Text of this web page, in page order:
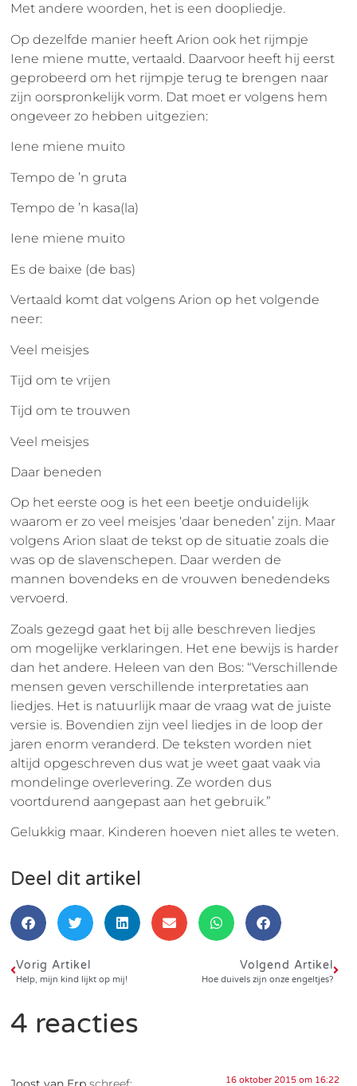
Met andere woorden, het is een doopliedje.
Op dezelfde manier heeft Arion ook het rijmpje
Iene miene mutte, vertaald. Daarvoor heeft hij eerst
geprobeerd om het rijmpje terug te brengen naar
zijn oorspronkelijk vorm. Dat moet er volgens hem
ongeveer zo hebben uitgezien:
Iene miene muito
Tempo de ’n gruta
Tempo de ’n kasa(la)
Iene miene muito
Es de baixe (de bas)
Vertaald komt dat volgens Arion op het volgende
neer:
Veel meisjes
Tijd om te vrijen
Tijd om te trouwen
Veel meisjes
Daar beneden
Op het eerste oog is het een beetje onduidelijk
waarom er zo veel meisjes ‘daar beneden’ zijn. Maar
volgens Arion slaat de tekst op de situatie zoals die
was op de slavenschepen. Daar werden de
mannen bovendeks en de vrouwen benedendeks
vervoerd.
Zoals gezegd gaat het bij alle beschreven liedjes
om mogelijke verklaringen. Het ene bewijs is harder
dan het andere. Heleen van den Bos: “Verschillende
mensen geven verschillende interpretaties aan
liedjes. Het is natuurlijk maar de vraag wat de juiste
versie is. Bovendien zijn veel liedjes in de loop der
jaren enorm veranderd. De teksten worden niet
altijd opgeschreven dus wat je weet gaat vaak via
mondelinge overlevering. Ze worden dus
voortdurend aangepast aan het gebruik.”
Gelukkig maar. Kinderen hoeven niet alles te weten.
Deel dit artikel
Vorig Artikel
Help, mijn kind lijkt op mij!
Volgend Artikel
Hoe duivels zijn onze engeltjes?
4 reacties
16 oktober 2015 om 16:22